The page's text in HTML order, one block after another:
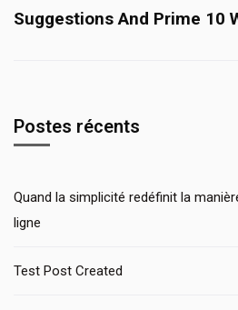
Suggestions And Prime 10
Postes récents
Quand la simplicité redéfinit la
ligne
Test Post Created